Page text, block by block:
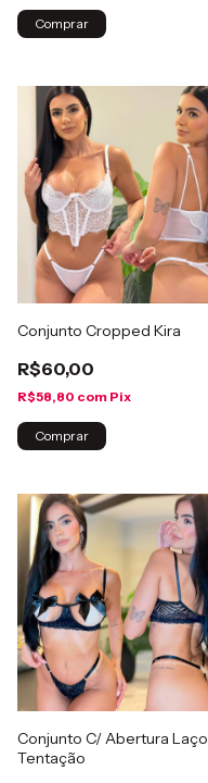
Comprar
Conjunto Cropped Kira
R$60,00
R$58,80 com Pix
Comprar
Conjunto C/ Abertura Laço
Tentação